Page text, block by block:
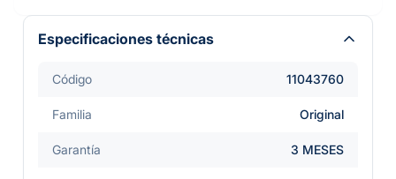
Especificaciones técnicas
Código 11043760
Familia Original
Garantía 3 MESES